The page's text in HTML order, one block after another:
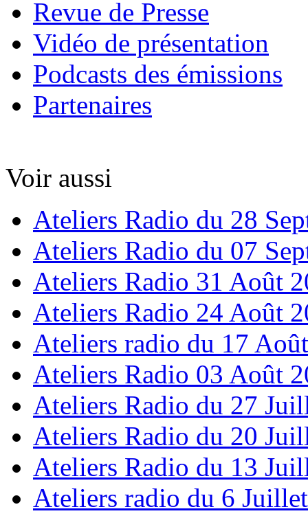
Revue de Presse
Vidéo de présentation
Podcasts des émissions
Partenaires
Voir aussi
Ateliers Radio du 28
Ateliers Radio du 07
Ateliers Radio 31 Août
Ateliers Radio 24 Août
Ateliers radio du 17
Ateliers Radio 03 Août
Ateliers Radio du 27
Ateliers Radio du 20
Ateliers Radio du 13
Ateliers radio du 6